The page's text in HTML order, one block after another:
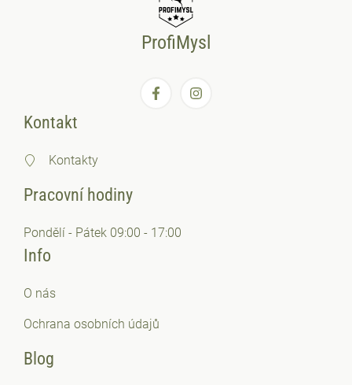
ProfiMysl
Kontakt
Kontakty
Pracovní hodiny
Pondělí - Pátek 09:00 - 17:00
Info
O nás
Ochrana osobních údajů
Blog